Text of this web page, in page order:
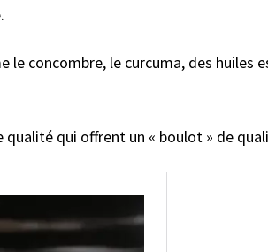
concombre, le curcuma, des huiles
qui offrent un « boulot » de